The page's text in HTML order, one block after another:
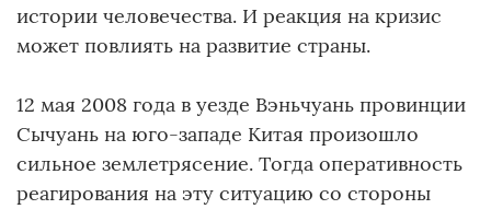
истории человечества. И реакция на кризис
может повлиять на развитие страны.
12 мая 2008 года в уезде Вэньчуань провинции
Сычуань на юго-западе Китая произошло
сильное землетрясение. Тогда оперативность
реагирования на эту ситуацию со стороны